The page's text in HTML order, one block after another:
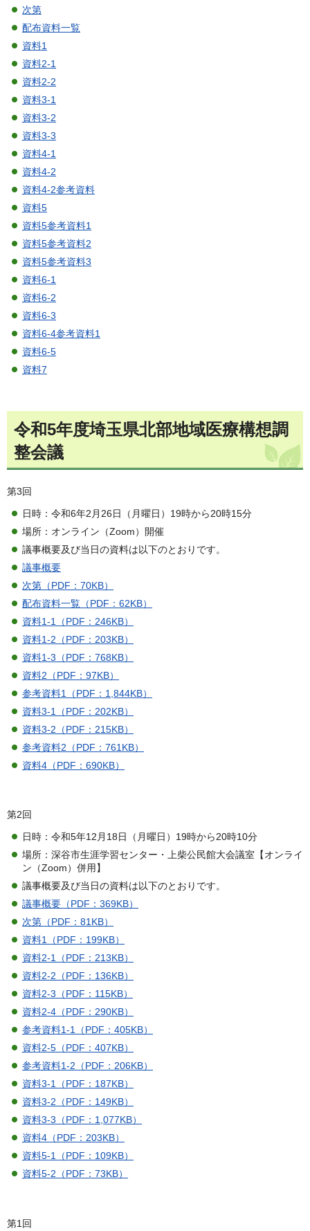
次第
配布資料一覧
資料1
資料2-1
資料2-2
資料3-1
資料3-2
資料3-3
資料4-1
資料4-2
資料4-2参考資料
資料5
資料5参考資料1
資料5参考資料2
資料5参考資料3
資料6-1
資料6-2
資料6-3
資料6-4参考資料1
資料6-5
資料7
令和5年度埼玉県北部地域医療構想調
整会議
第3回
日時：令和6年2月26日（月曜日）19時から20時15分
場所：オンライン（Zoom）開催
議事概要及び当日の資料は以下のとおりです。
議事概要
次第（PDF：70KB）
配布資料一覧（PDF：62KB）
資料1-1（PDF：246KB）
資料1-2（PDF：203KB）
資料1-3（PDF：768KB）
資料2（PDF：97KB）
参考資料1（PDF：1,844KB）
資料3-1（PDF：202KB）
資料3-2（PDF：215KB）
参考資料2（PDF：761KB）
資料4（PDF：690KB）
第2回
日時：令和5年12月18日（月曜日）19時から20時10分
場所：深谷市生涯学習センター・上柴公民館大会議室【オンライ
ン（Zoom）併用】
議事概要及び当日の資料は以下のとおりです。
議事概要（PDF：369KB）
次第（PDF：81KB）
資料1（PDF：199KB）
資料2-1（PDF：213KB）
資料2-2（PDF：136KB）
資料2-3（PDF：115KB）
資料2-4（PDF：290KB）
参考資料1-1（PDF：405KB）
資料2-5（PDF：407KB）
参考資料1-2（PDF：206KB）
資料3-1（PDF：187KB）
資料3-2（PDF：149KB）
資料3-3（PDF：1,077KB）
資料4（PDF：203KB）
資料5-1（PDF：109KB）
資料5-2（PDF：73KB）
第1回